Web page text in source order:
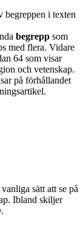
begreppen i texten
begrepp som
med flera. Vidare
64 som visar
och vetenskap.
på förhållandet
sätt att se på
Ibland skiljer